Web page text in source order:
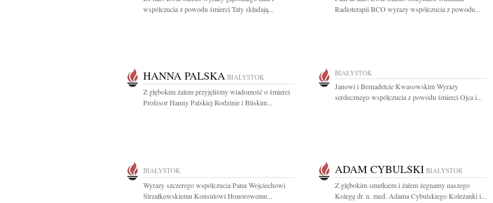
współczucia z powodu śmierci Taty składają...
Radioterapii BCO wyrazy współczucia z powodu...
HANNA PALSKA BIAŁYSTOK
Z głębokim żalem przyjęliśmy wiadomość o śmierci
Profesor Hanny Palskiej Rodzinie i Bliskim...
BIAŁYSTOK
Janowi i Bernadetcie Kwasowskim Wyrazy
serdecznego współczucia z powodu śmierci Ojca i...
BIAŁYSTOK
Wyrazy szczerego współczucia Panu Wojciechowi
Strzałkowskiemu Konsulowi Honorowemu...
ADAM CYBULSKI BIAŁYSTOK
Z głębokim smutkiem i żalem żegnamy naszego
Kolegę dr. n. med. Adama Cybulskiego Koleżanki i...